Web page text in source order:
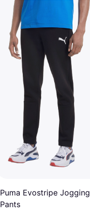
Puma Evostripe Jogging
Pants